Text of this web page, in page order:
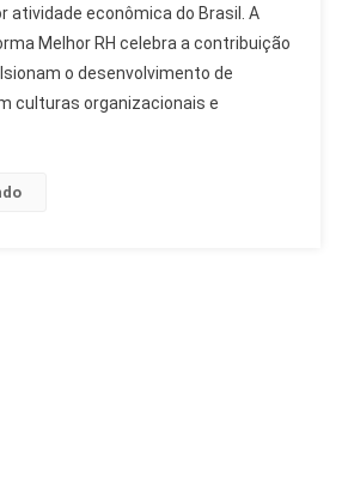
atividade econômica do Brasil. A
Melhor RH celebra a contribuição
o desenvolvimento de
culturas organizacionais e